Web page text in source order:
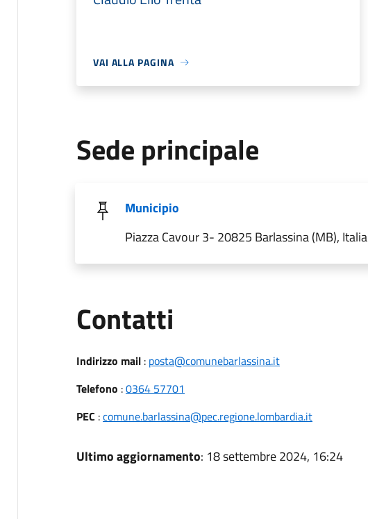
VAI ALLA PAGINA
Sede principale
Municipio
Piazza Cavour 3- 20825 Barlassina (MB), Italia
Contatti
Indirizzo mail: posta@comunebarlassina.it
Telefono :0364 57701
PEC :comune.barlassina@pec.regione.lombardia.it
Ultimo aggiornamento: 18 settembre 2024, 16:24